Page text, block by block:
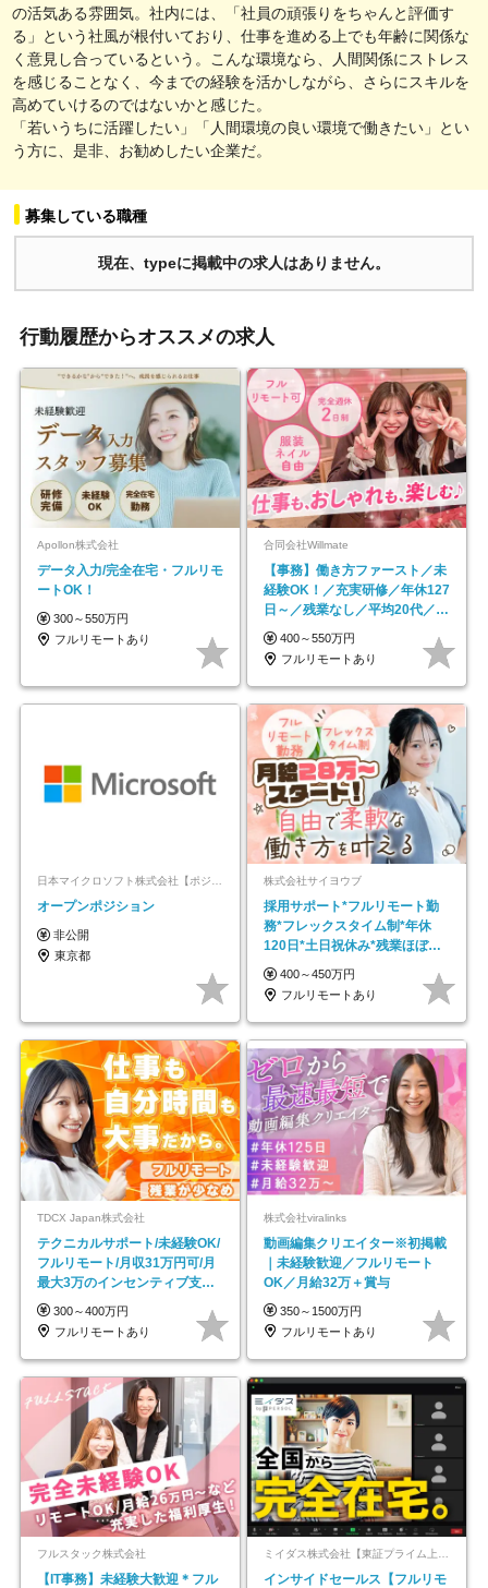
の活気ある雰囲気。社内には、「社員の頑張りをちゃんと評価す
る」という社風が根付いており、仕事を進める上でも年齢に関係な
く意見し合っているという。こんな環境なら、人間関係にストレス
を感じることなく、今までの経験を活かしながら、さらにスキルを
高めていけるのではないかと感じた。
「若いうちに活躍したい」「人間環境の良い環境で働きたい」とい
う方に、是非、お勧めしたい企業だ。
募集している職種
現在、typeに掲載中の求人はありません。
行動履歴からオススメの求人
Apollon株式会社
データ入力/完全在宅・フルリモ
ートOK！
300～550万円
フルリモートあり
合同会社Willmate
【事務】働き方ファースト／未
経験OK！／充実研修／年休127
日～／残業なし／平均20代／リ
モートOK
400～550万円
フルリモートあり
日本マイクロソフト株式会社【ポジションマッチ登録】
オープンポジション
非公開
東京都
株式会社サイヨウブ
採用サポート*フルリモート勤
務*フレックスタイム制*年休
120日*土日祝休み*残業ほぼな
し*育児中社員8割以上
400～450万円
フルリモートあり
TDCX Japan株式会社
テクニカルサポート/未経験OK/
フルリモート/月収31万円可/月
最大3万のインセンティブ支給/
平均年齢33歳
300～400万円
フルリモートあり
株式会社viralinks
動画編集クリエイター※初掲載
｜未経験歓迎／フルリモート
OK／月給32万＋賞与
350～1500万円
フルリモートあり
フルスタック株式会社
【IT事務】未経験大歓迎＊フル
ミイダス株式会社【東証プライム上場パーソルグループ】
インサイドセールス【フルリモ